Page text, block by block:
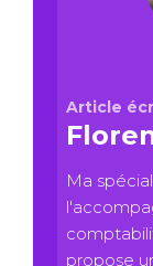
Article
Ma
propose